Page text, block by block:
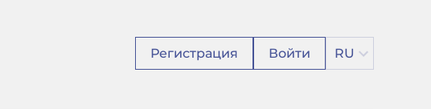
Регистрация Войти RU